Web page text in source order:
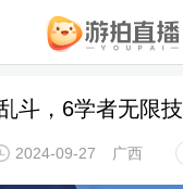
斗，6学者无限技
2024-09-27 广西